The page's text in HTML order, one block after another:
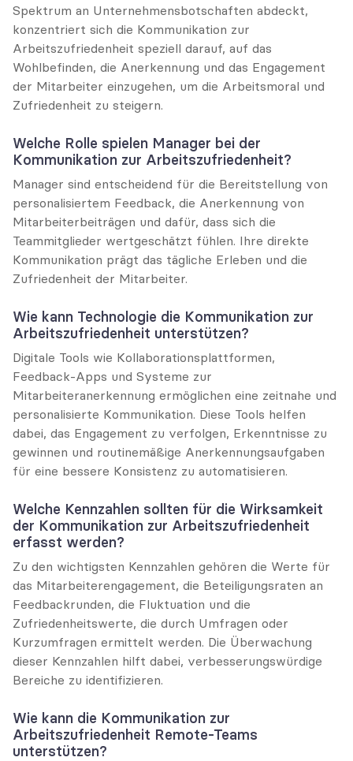
Spektrum an Unternehmensbotschaften abdeckt,
konzentriert sich die Kommunikation zur
Arbeitszufriedenheit speziell darauf, auf das
Wohlbefinden, die Anerkennung und das Engagement
der Mitarbeiter einzugehen, um die Arbeitsmoral und
Zufriedenheit zu steigern.
Welche Rolle spielen Manager bei der
Kommunikation zur Arbeitszufriedenheit?
Manager sind entscheidend für die Bereitstellung von
personalisiertem Feedback, die Anerkennung von
Mitarbeiterbeiträgen und dafür, dass sich die
Teammitglieder wertgeschätzt fühlen. Ihre direkte
Kommunikation prägt das tägliche Erleben und die
Zufriedenheit der Mitarbeiter.
Wie kann Technologie die Kommunikation zur
Arbeitszufriedenheit unterstützen?
Digitale Tools wie Kollaborationsplattformen,
Feedback-Apps und Systeme zur
Mitarbeiteranerkennung ermöglichen eine zeitnahe und
personalisierte Kommunikation. Diese Tools helfen
dabei, das Engagement zu verfolgen, Erkenntnisse zu
gewinnen und routinemäßige Anerkennungsaufgaben
für eine bessere Konsistenz zu automatisieren.
Welche Kennzahlen sollten für die Wirksamkeit
der Kommunikation zur Arbeitszufriedenheit
erfasst werden?
Zu den wichtigsten Kennzahlen gehören die Werte für
das Mitarbeiterengagement, die Beteiligungsraten an
Feedbackrunden, die Fluktuation und die
Zufriedenheitswerte, die durch Umfragen oder
Kurzumfragen ermittelt werden. Die Überwachung
dieser Kennzahlen hilft dabei, verbesserungswürdige
Bereiche zu identifizieren.
Wie kann die Kommunikation zur
Arbeitszufriedenheit Remote-Teams
unterstützen?